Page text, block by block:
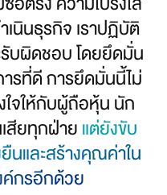
นินธุรกิจ เราปฏิบัติ
บผิดชอบ โดยยึดมั่น
รที่ดี การยึดมั่นนี้ไม่
ใจให้กับผู้ถือหุ้น นัก
สียทุกฝ่ายแต่ยังขับ
นและสร้างคุณค่าใน
ค์กรอีกด้วย